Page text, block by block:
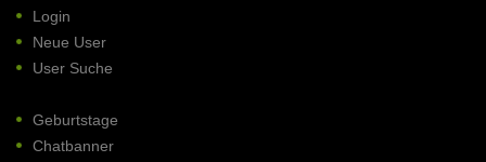
Login
Neue User
User Suche
Geburtstage
Chatbanner